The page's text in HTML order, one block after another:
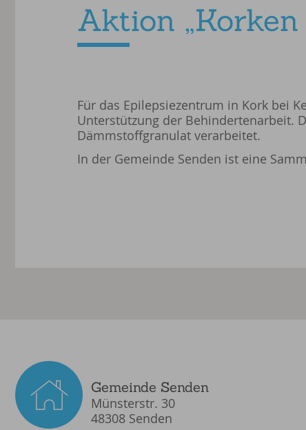
Aktion
Für das Epilepsiezentrum in Kork bei
Unterstützung der Behindertenarbeit.
Dämmstoffgranulat verarbeitet.
In der Gemeinde Senden ist eine
Gemeinde Senden
Münsterstr. 30
48308 Senden